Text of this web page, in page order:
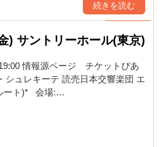
続きを読む
) サントリーホール(東京)
情報源ページ チケットぴあ
シュレキーテ 読売日本交響楽団 エ
ート)* 会場:…